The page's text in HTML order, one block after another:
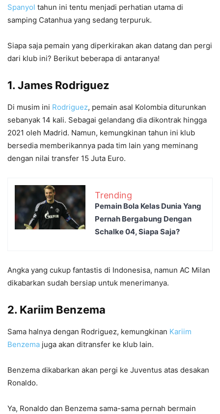
Spanyol tahun ini tentu menjadi perhatian utama di
samping Catanhua yang sedang terpuruk.
Siapa saja pemain yang diperkirakan akan datang dan pergi
dari klub ini? Berikut beberapa di antaranya!
1. James Rodriguez
Di musim ini Rodriguez, pemain asal Kolombia diturunkan
sebanyak 14 kali. Sebagai gelandang dia dikontrak hingga
2021 oleh Madrid. Namun, kemungkinan tahun ini klub
bersedia memberikannya pada tim lain yang meminang
dengan nilai transfer 15 Juta Euro.
Trending
Pemain Bola Kelas Dunia Yang
Pernah Bergabung Dengan
Schalke 04, Siapa Saja?
Angka yang cukup fantastis di Indonesisa, namun AC Milan
dikabarkan sudah bersiap untuk menerimanya.
2. Kariim Benzema
Sama halnya dengan Rodriguez, kemungkinan Kariim
Benzema juga akan ditransfer ke klub lain.
Benzema dikabarkan akan pergi ke Juventus atas desakan
Ronaldo.
Ya, Ronaldo dan Benzema sama-sama pernah bermain